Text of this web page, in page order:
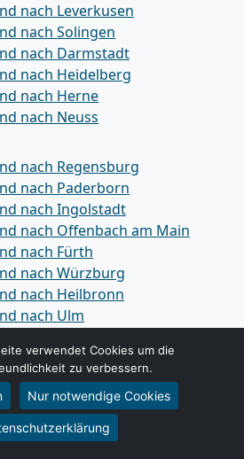
nach Leverkusen
nach Solingen
nach Darmstadt
nach Heidelberg
nach Herne
nach Neuss
nach Regensburg
nach Paderborn
nach Ingolstadt
nach Offenbach am Main
nach Fürth
nach Würzburg
nach Heilbronn
nach Ulm
nach Wolfsburg
nach Bottrop
nach Göttingen
nach Reutlingen
nach Bremer­haven
verwendet Cookies um die
zu verbessern.
Nur notwendige Cookies